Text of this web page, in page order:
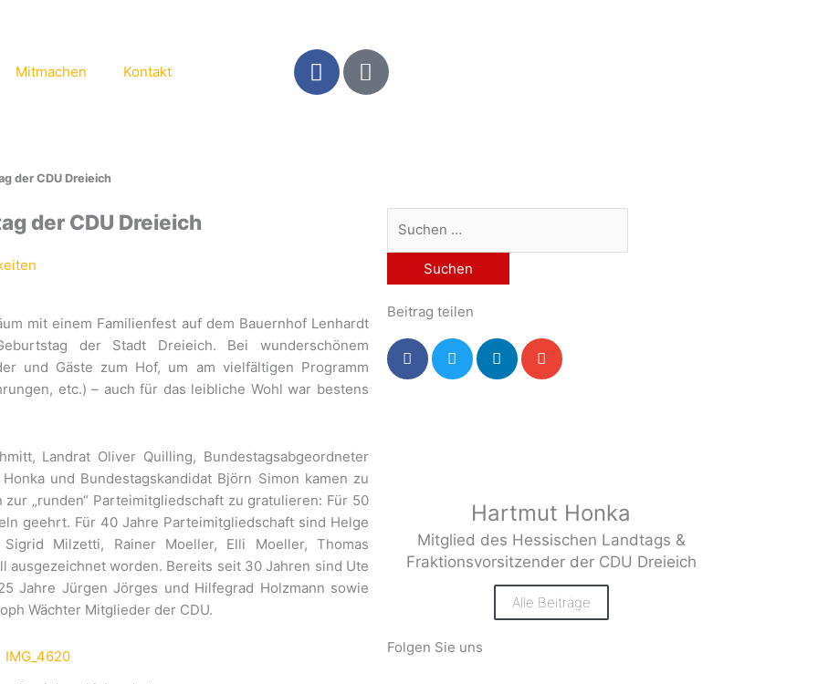
Mitmachen Kontakt
F
a
S
e
der CDU Dreieich
der CDU Dreieich
mit einem Familienfest auf dem Bauernhof Lenhardt
der Stadt Dreieich. Bei wunderschönem
und Gäste zum Hof, um am vielfältigen Programm
etc.) – auch für das leibliche Wohl war bestens
Landrat Oliver Quilling, Bundestagsabgeordneter
und Bundestagskandidat Björn Simon kamen zu
„runden“ Parteimitgliedschaft zu gratulieren: Für 50
geehrt. Für 40 Jahre Parteimitgliedschaft sind Helge
Milzetti, Rainer Moeller, Elli Moeller, Thomas
ausgezeichnet worden. Bereits seit 30 Jahren sind Ute
Jahre Jürgen Jörges und Hilfegrad Holzmann sowie
Wächter Mitglieder der CDU.
nach:
Beitrag teilen
Hartmut Honka
Mitglied des Hessischen Landtags &
Fraktionsvorsitzender der CDU Dreieich
Alle Beiträge
Folgen Sie uns